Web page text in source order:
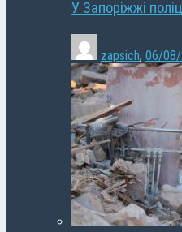
У Запоріжжі
zapsich, 06/